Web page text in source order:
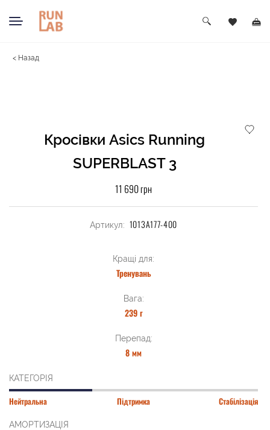
< Назад
Кросівки Asics Running
SUPERBLAST 3
11 690 грн
Артикул: 1013A177-400
Кращі для:
Тренувань
Вага:
239 г
Перепад:
8 мм
КАТЕГОРІЯ
Нейтральна Підтримка Стабілізація
АМОРТИЗАЦІЯ